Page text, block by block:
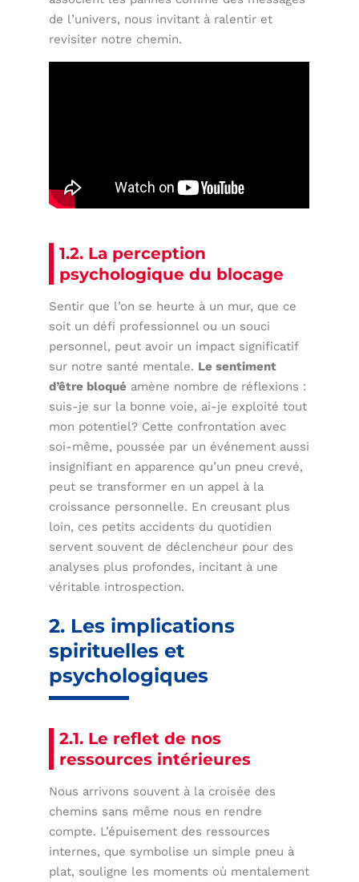
de l’univers, nous invitant à ralentir et
revisiter notre chemin.
1.2. La perception
psychologique du blocage
Sentir que l’on se heurte à un mur, que ce
soit un défi professionnel ou un souci
personnel, peut avoir un impact significatif
sur notre santé mentale. Le sentiment
d’être bloqué amène nombre de réflexions :
suis-je sur la bonne voie, ai-je exploité tout
mon potentiel? Cette confrontation avec
soi-même, poussée par un événement aussi
insignifiant en apparence qu’un pneu crevé,
peut se transformer en un appel à la
croissance personnelle. En creusant plus
loin, ces petits accidents du quotidien
servent souvent de déclencheur pour des
analyses plus profondes, incitant à une
véritable introspection.
2. Les implications
spirituelles et
psychologiques
2.1. Le reflet de nos
ressources intérieures
Nous arrivons souvent à la croisée des
chemins sans même nous en rendre
compte. L’épuisement des ressources
internes, que symbolise un simple pneu à
plat, souligne les moments où mentalement